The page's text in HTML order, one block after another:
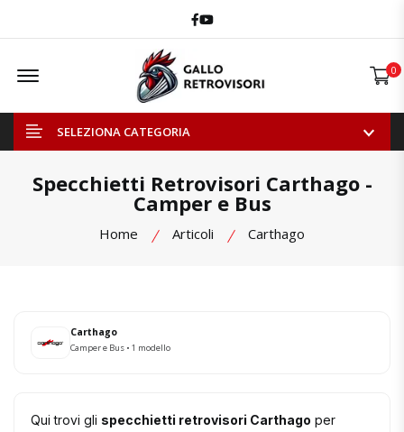
Facebook
Youtube
Offcanvas Menu Open 0
SELEZIONA CATEGORIA
Specchietti Retrovisori Carthago -
Camper e Bus
Home Articoli Carthago
Carthago
Camper e Bus • 1 modello
Qui trovi gli specchietti retrovisori Carthago per